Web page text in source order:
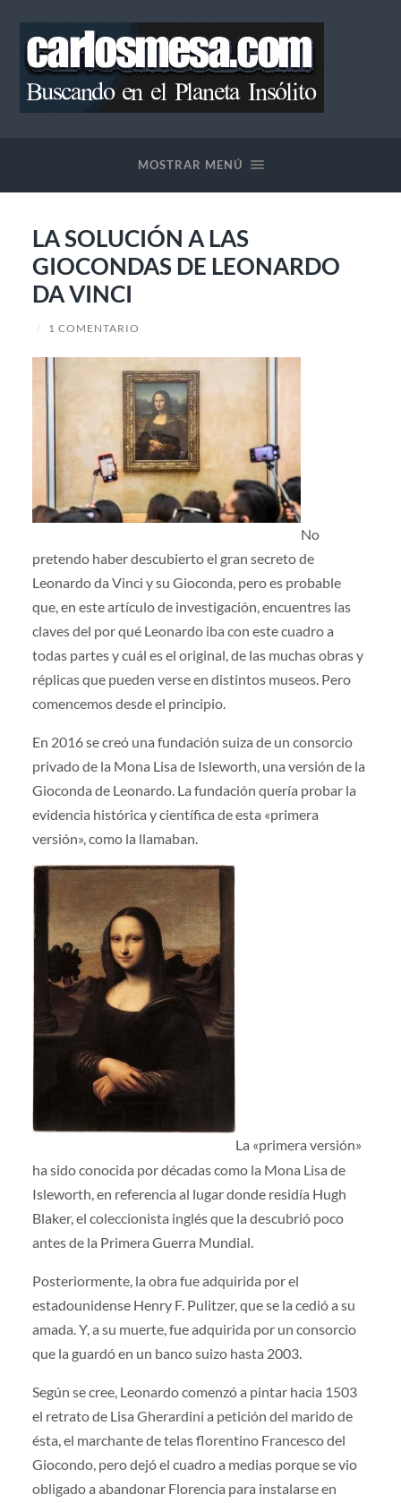
MOSTRAR MENÚ
LA SOLUCIÓN A LAS
GIOCONDAS DE LEONARDO
DA VINCI
/ 1 COMENTARIO
No
pretendo haber descubierto el gran secreto de
Leonardo da Vinci y su Gioconda, pero es probable
que, en este artículo de investigación, encuentres las
claves del por qué Leonardo iba con este cuadro a
todas partes y cuál es el original, de las muchas obras y
réplicas que pueden verse en distintos museos. Pero
comencemos desde el principio.
En 2016 se creó una fundación suiza de un consorcio
privado de la Mona Lisa de Isleworth, una versión de la
Gioconda de Leonardo. La fundación quería probar la
evidencia histórica y científica de esta «primera
versión», como la llamaban.
La «primera versión»
ha sido conocida por décadas como la Mona Lisa de
Isleworth, en referencia al lugar donde residía Hugh
Blaker, el coleccionista inglés que la descubrió poco
antes de la Primera Guerra Mundial.
Posteriormente, la obra fue adquirida por el
estadounidense Henry F. Pulitzer, que se la cedió a su
amada. Y, a su muerte, fue adquirida por un consorcio
que la guardó en un banco suizo hasta 2003.
Según se cree, Leonardo comenzó a pintar hacia 1503
el retrato de Lisa Gherardini a petición del marido de
ésta, el marchante de telas florentino Francesco del
Giocondo, pero dejó el cuadro a medias porque se vio
obligado a abandonar Florencia para instalarse en